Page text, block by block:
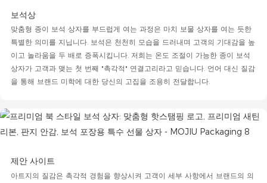
보석상
맞춤형 종이 보석 상자를 부드럽게 여는 과정은 마치 보물 상자를 여는 듯한
특별한 의미를 지닙니다. 보석은 천천히 모습을 드러내며 고객의 기대감을 높
이고 놀라움을 두 배로 증폭시킵니다. 저희는 온도 조절이 가능한 종이 보석
상자가 고객과 맺는 첫 번째 "촉각적" 연결고리라고 믿습니다. 언어 대신 질감
을 통해 브랜드 미학에 대한 당신의 고집을 조용히 전달합니다.
제안 사이트
아트지의 질감은 촉각적 경험을 향상시켜 고객이 세부 사항에서 브랜드의 의